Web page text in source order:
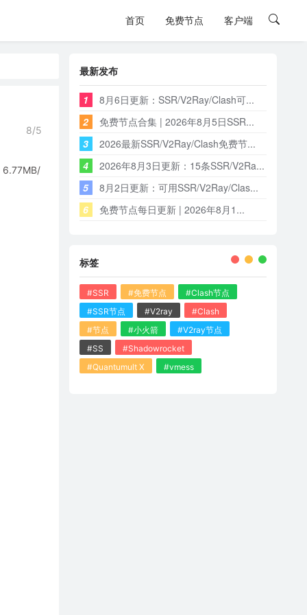
首页 免费节点 客户端
8/5
6.77MB/
最新发布
1
8月6日更新：SSR/V2Ray/Clash可...
2
免费节点合集 | 2026年8月5日SSR...
3
2026最新SSR/V2Ray/Clash免费节...
4
2026年8月3日更新：15条SSR/V2Ra...
5
8月2日更新：可用SSR/V2Ray/Clas...
6
免费节点每日更新 | 2026年8月1...
标签
#SSR #免费节点
#Clash节点
#SSR节点
#V2ray
#Clash
#节点
#小火箭
#V2ray节点
#SS
#Shadowrocket
#Quantumult X
#vmess